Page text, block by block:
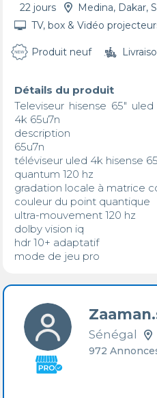
22 jours
Medina, Dakar,
TV, box & Vidéo
Produit neuf
Détails du produit
Televiseur hisense 65"
4k 65u7n
description
65u7n
téléviseur uled 4k hisense
quantum 120 hz
gradation locale à matrice
couleur du point quantique
ultra-mouvement 120 hz
dolby vision iq
hdr 10+ adaptatif
mode de jeu pro
Sénégal
972